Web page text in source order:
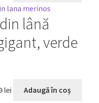
este:
149,99 lei.
lână
verde
lei Adaugă în coș